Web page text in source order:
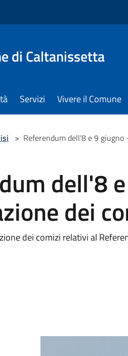
di Caltanissetta
Servizi Vivere il Comune
> Referendum dell'8 e 9
dell'8
dei
dei comizi relativi al